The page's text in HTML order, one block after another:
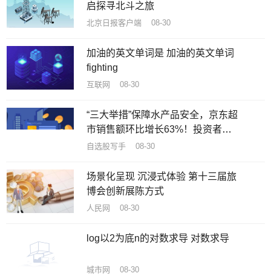
启探寻北斗之旅
北京日报客户端 08-30
加油的英文单词是 加油的英文单词
fighting
互联网 08-30
“三大举措”保障水产品安全，京东超
市销售额环比增长63%！投资者关
注原料安全可控|产业链情报站
自选股写手 08-30
场景化呈现 沉浸式体验 第十三届旅
博会创新展陈方式
人民网 08-30
log以2为底n的对数求导 对数求导
城市网 08-30